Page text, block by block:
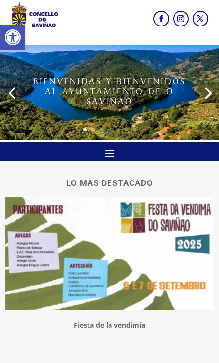
Abrir barra de herramientas
BIENVENIDAS Y BIENVENIDOS
AL AYUNTAMIENTO DE O
SAVIÑAO
LO MAS DESTACADO
Fiesta de la vendimia